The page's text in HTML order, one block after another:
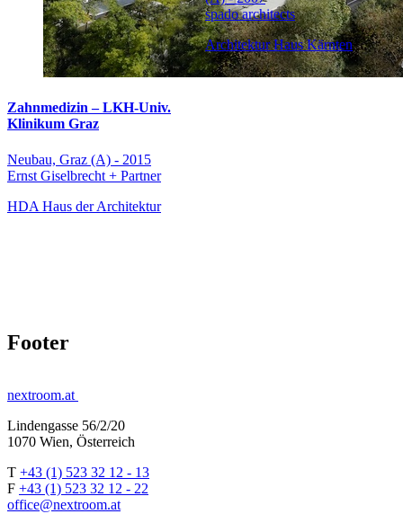
Zahnmedizin – LKH-Univ.
Klinikum Graz
Neubau, Graz (A) - 2015
Ernst Giselbrecht + Partner
HDA Haus der Architektur
spado architects
Architektur Haus Kärnten
Footer
nextroom.at
Lindengasse 56/2/20
1070 Wien, Österreich
T +43 (1) 523 32 12 - 13
F +43 (1) 523 32 12 - 22
office@nextroom.at